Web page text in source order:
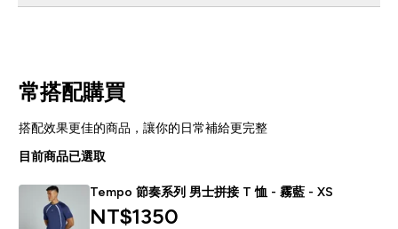
常搭配購買
搭配效果更佳的商品，讓你的日常補給更完整
目前商品已選取
Tempo 節奏系列 男士拼接 T 恤 - 霧藍 - XS
NT$1350‎